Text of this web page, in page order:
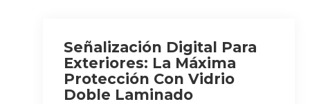
Señalización Digital Para
Exteriores: La Máxima
Protección Con Vidrio
Doble Laminado